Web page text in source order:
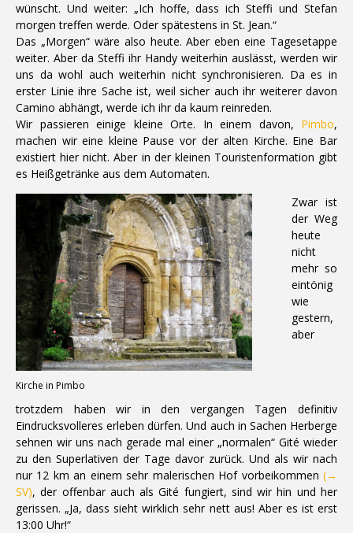
wünscht. Und weiter: „Ich hoffe, dass ich Steffi und Stefan
morgen treffen werde. Oder spätestens in St. Jean.“
Das „Morgen“ wäre also heute. Aber eben eine Tagesetappe
weiter. Aber da Steffi ihr Handy weiterhin auslässt, werden wir
uns da wohl auch weiterhin nicht synchronisieren. Da es in
erster Linie ihre Sache ist, weil sicher auch ihr weiterer davon
Camino abhängt, werde ich ihr da kaum reinreden.
Wir passieren einige kleine Orte. In einem davon, Pimbo,
machen wir eine kleine Pause vor der alten Kirche. Eine Bar
existiert hier nicht. Aber in der kleinen Touristenformation gibt
es Heißgetränke aus dem Automaten.
Kirche in Pimbo
Zwar ist
der Weg
heute
nicht
mehr so
eintönig
wie
gestern,
aber
trotzdem haben wir in den vergangen Tagen definitiv
Eindrucksvolleres erleben dürfen. Und auch in Sachen Herberge
sehnen wir uns nach gerade mal einer „normalen“ Gité wieder
zu den Superlativen der Tage davor zurück. Und als wir nach
nur 12 km an einem sehr malerischen Hof vorbeikommen (→
SV), der offenbar auch als Gité fungiert, sind wir hin und her
gerissen. „Ja, dass sieht wirklich sehr nett aus! Aber es ist erst
13:00 Uhr!“